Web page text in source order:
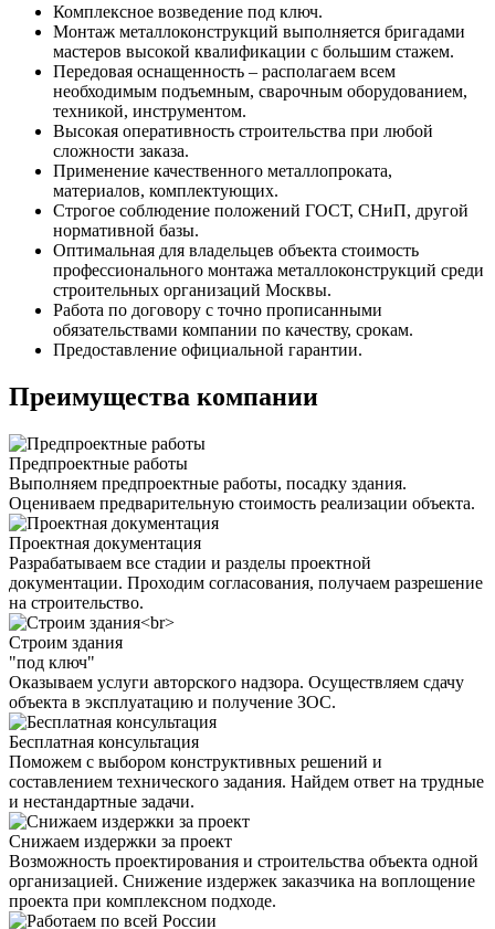
Комплексное возведение под ключ.
Монтаж металлоконструкций выполняется бригадами
мастеров высокой квалификации с большим стажем.
Передовая оснащенность – располагаем всем
необходимым подъемным, сварочным оборудованием,
техникой, инструментом.
Высокая оперативность строительства при любой
сложности заказа.
Применение качественного металлопроката,
материалов, комплектующих.
Строгое соблюдение положений ГОСТ, СНиП, другой
нормативной базы.
Оптимальная для владельцев объекта стоимость
профессионального монтажа металлоконструкций среди
строительных организаций Москвы.
Работа по договору с точно прописанными
обязательствами компании по качеству, срокам.
Предоставление официальной гарантии.
Преимущества компании
Предпроектные работы
Выполняем предпроектные работы, посадку здания.
Оцениваем предварительную стоимость реализации объекта.
Проектная документация
Разрабатываем все стадии и разделы проектной
документации. Проходим согласования, получаем разрешение
на строительство.
Строим здания
"под ключ"
Оказываем услуги авторского надзора. Осуществляем сдачу
объекта в эксплуатацию и получение ЗОС.
Бесплатная консультация
Поможем с выбором конструктивных решений и
составлением технического задания. Найдем ответ на трудные
и нестандартные задачи.
Снижаем издержки за проект
Возможность проектирования и строительства объекта одной
организацией. Снижение издержек заказчика на воплощение
проекта при комплексном подходе.